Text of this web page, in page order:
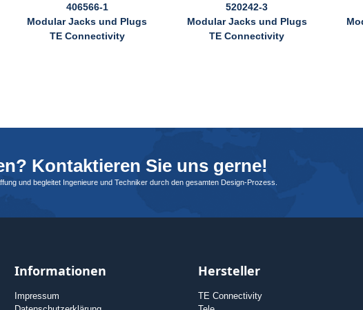
406566-1
Modular Jacks und Plugs
TE Connectivity
520242-3
Modular Jacks und Plugs
TE Connectivity
Kontaktieren Sie uns gerne!
und begleitet Ingenieure und Techniker durch den gesamten Design-Prozess.
Informationen
Impressum
Hersteller
TE Connectivity